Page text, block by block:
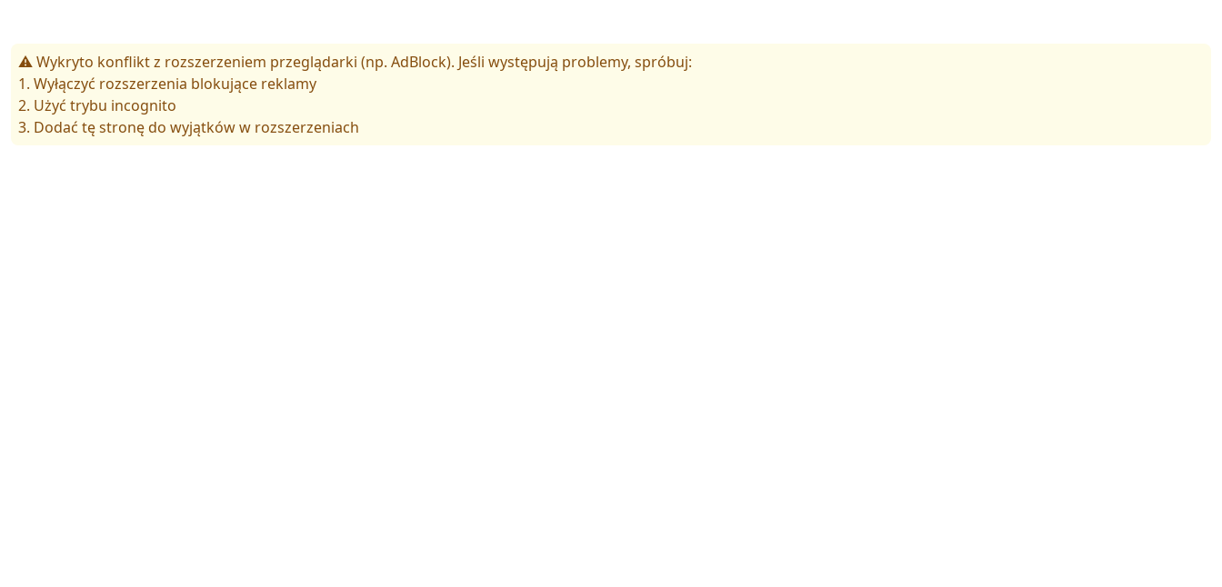
⚠️ Wykryto konflikt z rozszerzeniem przeglądarki (np. AdBlock). Jeśli występują problemy, spróbuj:
1. Wyłączyć rozszerzenia blokujące reklamy
2. Użyć trybu incognito
3. Dodać tę stronę do wyjątków w rozszerzeniach